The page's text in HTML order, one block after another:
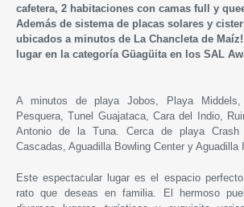
cafetera, 2 habitaciones con camas full y
Además de sistema de placas solares y
ubicados a minutos de La Chancleta de
lugar en la categoría Güagüita en los SAL
A minutos de playa Jobos, Playa
Pesquera, Tunel Guajataca, Cara del Indio,
Antonio de la Tuna. Cerca de playa Crash
Cascadas, Aguadilla Bowling Center y Aguadilla
Este espectacular lugar es el espacio
rato que deseas en familia. El hermoso